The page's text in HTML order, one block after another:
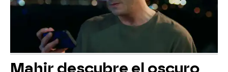
Mahir descubre el oscuro